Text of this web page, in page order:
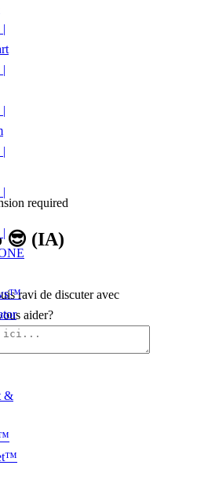
required
😎 (IA)
ravi de discuter avec
aider?
&